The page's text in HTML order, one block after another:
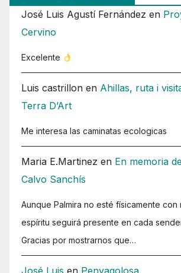
José Luis Agustí Fernández en
Cervino
Excelente
Luis castrillon en Ahillas, ruta i
Terra D’Art
Me interesa las caminatas ecologicas
Maria E.Martinez en En memoria
Calvo Sanchís
Aunque Palmira no esté físicamente con
espíritu seguirá presente en cada
Gracias por mostrarnos que…
José Luis en Penyagolosa